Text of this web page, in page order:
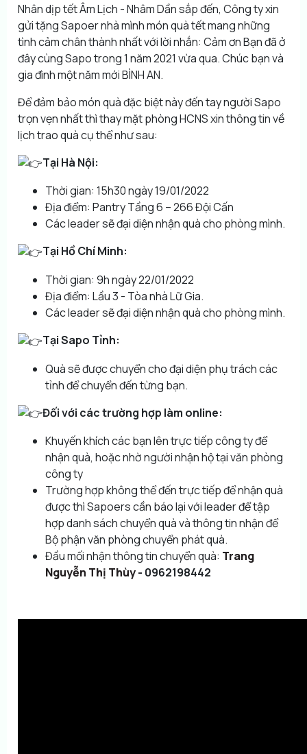
Nhân dịp tết Âm Lịch - Nhâm Dần sắp đến, Công ty xin
gửi tặng Sapoer nhà mình món quà tết mang những
tình cảm chân thành nhất với lời nhắn: Cảm ơn Bạn đã ở
đây cùng Sapo trong 1 năm 2021 vừa qua. Chúc bạn và
gia đình một năm mới BÌNH AN.
Để đảm bảo món quà đặc biệt này đến tay người Sapo
trọn vẹn nhất thì thay mặt phòng HCNS xin thông tin về
lịch trao quà cụ thể như sau:
Tại Hà Nội:
Thời gian: 15h30 ngày 19/01/2022
Địa điểm: Pantry Tầng 6 – 266 Đội Cấn
Các leader sẽ đại diện nhận quà cho phòng mình.
Tại Hồ Chí Minh:
Thời gian: 9h ngày 22/01/2022
Địa điểm: Lầu 3 - Tòa nhà Lữ Gia.
Các leader sẽ đại diện nhận quà cho phòng mình.
Tại Sapo Tỉnh:
Quà sẽ được chuyển cho đại diện phụ trách các
tỉnh để chuyển đến từng bạn.
Đối với các trường hợp làm online:
Khuyến khích các bạn lên trực tiếp công ty để
nhận quà, hoặc nhờ người nhận hộ tại văn phòng
công ty
Trường hợp không thể đến trực tiếp để nhận quà
được thì Sapoers cần báo lại với leader để tập
hợp danh sách chuyển quà và thông tin nhận để
Bộ phận văn phòng chuyển phát quà.
Đầu mối nhận thông tin chuyển quà: Trang
Nguyễn Thị Thùy- 0962198442